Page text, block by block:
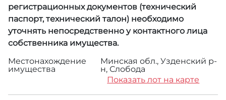
регистрационных документов (технический
паспорт, технический талон) необходимо
уточнять непосредственно у контактного лица
собственника имущества.
Местонахождение
имущества
Минская обл., Узденский р-
н, Слобода
Показать лот на карте